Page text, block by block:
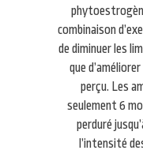
combinaison
de diminuer les
que
perçu. Les
seulement 6
perduré
l’intensité